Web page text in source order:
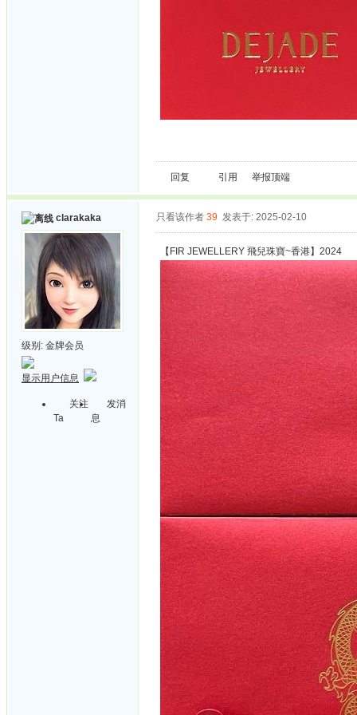
回复 引用 举报顶端
clarakaka
级别: 金牌会员
显示用户信息
关注
Ta
发消
息
只看该作者 39 发表于: 2025-02-10
【FIR JEWELLERY 飛兒珠寶~香港】2024